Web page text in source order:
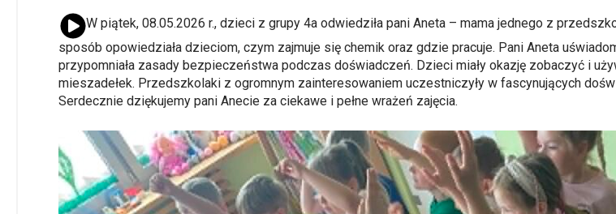
{Play}
W piątek, 08.05.2026 r., dzieci z grupy 4a odwiedziła pani Aneta – mama jednego z
sposób opowiedziała dzieciom, czym zajmuje się chemik oraz gdzie pracuje. Pani Aneta
przypomniała zasady bezpieczeństwa podczas doświadczeń. Dzieci miały okazję zobaczyć i
mieszadełek. Przedszkolaki z ogromnym zainteresowaniem uczestniczyły w fascynujących
Serdecznie dziękujemy pani Anecie za ciekawe i pełne wrażeń zajęcia.